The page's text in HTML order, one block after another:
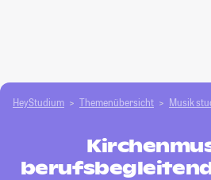
HeyStudium Themenübersicht Musik